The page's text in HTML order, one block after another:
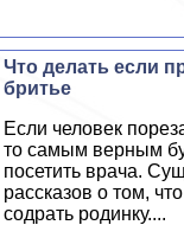
Что делать если
бритье
Если человек
то самым верным
посетить врача.
рассказов о том,
содрать родинку....